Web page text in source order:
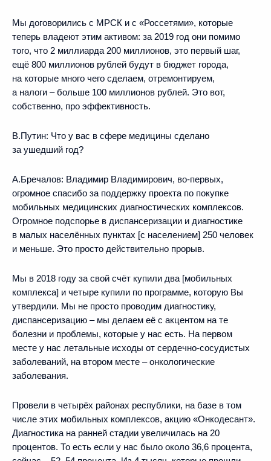
Мы договорились с МРСК и с «Россетями», которые
теперь владеют этим активом: за 2019 год они помимо
того, что 2 миллиарда 200 миллионов, это первый шаг,
ещё 800 миллионов рублей будут в бюджет города,
на которые много чего сделаем, отремонтируем,
а налоги – больше 100 миллионов рублей. Это вот,
собственно, про эффективность.
В.Путин: Что у вас в сфере медицины сделано
за ушедший год?
А.Бречалов: Владимир Владимирович, во-первых,
огромное спасибо за поддержку проекта по покупке
мобильных медицинских диагностических комплексов.
Огромное подспорье в диспансеризации и диагностике
в малых населённых пунктах [с населением] 250 человек
и меньше. Это просто действительно прорыв.
Мы в 2018 году за свой счёт купили два [мобильных
комплекса] и четыре купили по программе, которую Вы
утвердили. Мы не просто проводим диагностику,
диспансеризацию – мы делаем её с акцентом на те
болезни и проблемы, которые у нас есть. На первом
месте у нас летальные исходы от сердечно-сосудистых
заболеваний, на втором месте – онкологические
заболевания.
Провели в четырёх районах республики, на базе в том
числе этих мобильных комплексов, акцию «Онкодесант».
Диагностика на ранней стадии увеличилась на 20
процентов. То есть если у нас было около 36,6 процента,